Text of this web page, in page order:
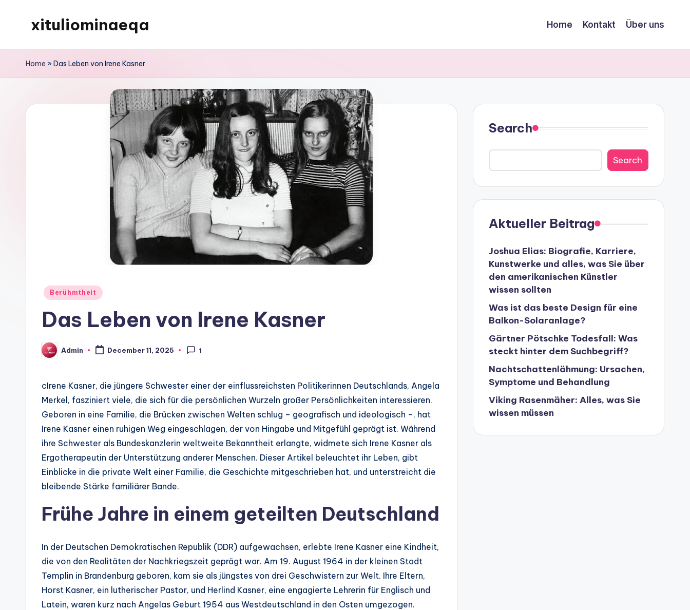
xituliominaeqa Home Kontakt Über uns
Home »Das Leben von Irene Kasner
Posted
Berühmtheit
Das Leben von Irene Kasner
Posted
by
Admin December 11, 2025 1
cIrene Kasner, die jüngere Schwester einer der einflussreichsten Politikerinnen Deutschlands, Angela
Merkel, fasziniert viele, die sich für die persönlichen Wurzeln großer Persönlichkeiten interessieren.
Geboren in eine Familie, die Brücken zwischen Welten schlug – geografisch und ideologisch –, hat
Irene Kasner einen ruhigen Weg eingeschlagen, der von Hingabe und Mitgefühl geprägt ist. Während
ihre Schwester als Bundeskanzlerin weltweite Bekanntheit erlangte, widmete sich Irene Kasner als
Ergotherapeutin der Unterstützung anderer Menschen. Dieser Artikel beleuchtet ihr Leben, gibt
Einblicke in die private Welt einer Familie, die Geschichte mitgeschrieben hat, und unterstreicht die
bleibende Stärke familiärer Bande.
Frühe Jahre in einem geteilten Deutschland
In der Deutschen Demokratischen Republik (DDR) aufgewachsen, erlebte Irene Kasner eine Kindheit,
die von den Realitäten der Nachkriegszeit geprägt war. Am 19. August 1964 in der kleinen Stadt
Templin in Brandenburg geboren, kam sie als jüngstes von drei Geschwistern zur Welt. Ihre Eltern,
Horst Kasner, ein lutherischer Pastor, und Herlind Kasner, eine engagierte Lehrerin für Englisch und
Latein, waren kurz nach Angelas Geburt 1954 aus Westdeutschland in den Osten umgezogen.
Search
Search
Aktueller Beitrag
Joshua Elias: Biografie, Karriere,
Kunstwerke und alles, was Sie über
den amerikanischen Künstler
wissen sollten
Was ist das beste Design für eine
Balkon-Solaranlage?
Gärtner Pötschke Todesfall: Was
steckt hinter dem Suchbegriff?
Nachtschattenlähmung: Ursachen,
Symptome und Behandlung
Viking Rasenmäher: Alles, was Sie
wissen müssen